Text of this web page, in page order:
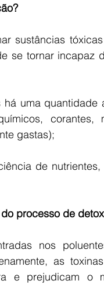
sustâncias
se tornar incapaz
há uma
gastas);
de
processo de
nos
as
e prejudicam o